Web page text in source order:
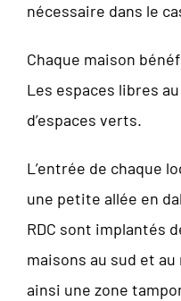
nécessaire dans le
Chaque maison
Les espaces libres
d’espaces verts.
L’entrée de chaque
une petite allée en
RDC sont implantés
maisons au sud et
ainsi une zone